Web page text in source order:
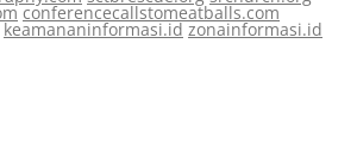
conferencecallstomeatballs.com
keamananinformasi.id zonainformasi.id